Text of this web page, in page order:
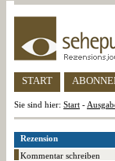
START
Sie sind hier: Start -
Rezension
Kommentar schreiben